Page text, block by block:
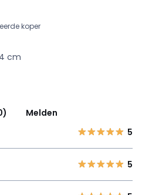
koper
cm
Melden
5
5